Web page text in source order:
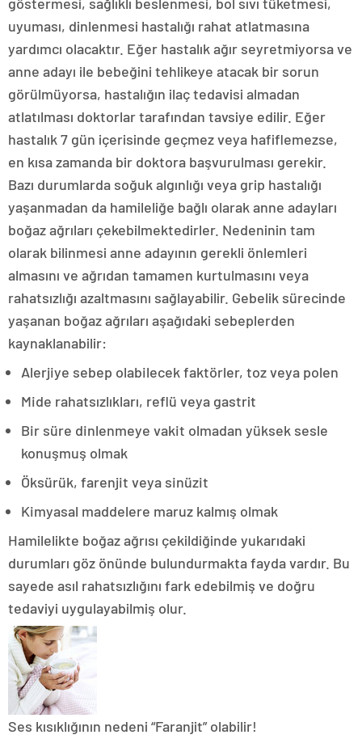
göstermesi, sağlıklı beslenmesi, bol sıvı tüketmesi,
uyuması, dinlenmesi hastalığı rahat atlatmasına
yardımcı olacaktır. Eğer hastalık ağır seyretmiyorsa ve
anne adayı ile bebeğini tehlikeye atacak bir sorun
görülmüyorsa, hastalığın ilaç tedavisi almadan
atlatılması doktorlar tarafından tavsiye edilir. Eğer
hastalık 7 gün içerisinde geçmez veya hafiflemezse,
en kısa zamanda bir doktora başvurulması gerekir.
Bazı durumlarda soğuk algınlığı veya grip hastalığı
yaşanmadan da hamileliğe bağlı olarak anne adayları
boğaz ağrıları çekebilmektedirler. Nedeninin tam
olarak bilinmesi anne adayının gerekli önlemleri
almasını ve ağrıdan tamamen kurtulmasını veya
rahatsızlığı azaltmasını sağlayabilir. Gebelik sürecinde
yaşanan boğaz ağrıları aşağıdaki sebeplerden
kaynaklanabilir:
Alerjiye sebep olabilecek faktörler, toz veya polen
Mide rahatsızlıkları, reflü veya gastrit
Bir süre dinlenmeye vakit olmadan yüksek sesle
konuşmuş olmak
Öksürük, farenjit veya sinüzit
Kimyasal maddelere maruz kalmış olmak
Hamilelikte boğaz ağrısı çekildiğinde yukarıdaki
durumları göz önünde bulundurmakta fayda vardır. Bu
sayede asıl rahatsızlığını fark edebilmiş ve doğru
tedaviyi uygulayabilmiş olur.
Ses kısıklığının nedeni “Faranjit” olabilir!